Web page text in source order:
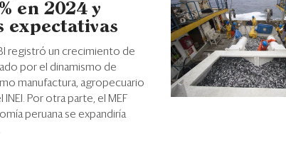
en 2024 y
expectativas
registró un crecimiento de
por el dinamismo de
manufactura, agropecuario
Por otra parte, el MEF
peruana se expandiría